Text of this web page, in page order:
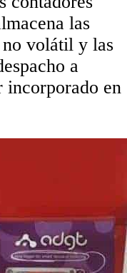
las
volátil y las
a
incorporado en